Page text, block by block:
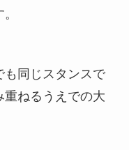
も同じスタンスで
重ねるうえでの大